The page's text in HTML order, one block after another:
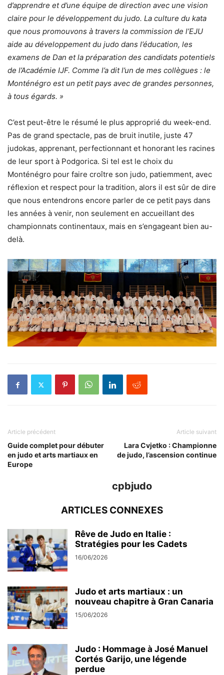
d’apprendre et d’une équipe de direction avec une vision
claire pour le développement du judo. La culture du kata
que nous promouvons à travers la commission de l’EJU
aide au développement du judo dans l’éducation, les
examens de Dan et la préparation des candidats potentiels
de l’Académie IJF. Comme l’a dit l’un de mes collègues : le
Monténégro est un petit pays avec de grandes personnes,
à tous égards. »
C’est peut-être le résumé le plus approprié du week-end.
Pas de grand spectacle, pas de bruit inutile, juste 47
judokas, apprenant, perfectionnant et honorant les racines
de leur sport à Podgorica. Si tel est le choix du
Monténégro pour faire croître son judo, patiemment, avec
réflexion et respect pour la tradition, alors il est sûr de dire
que nous entendrons encore parler de ce petit pays dans
les années à venir, non seulement en accueillant des
championnats continentaux, mais en s’engageant bien au-
delà.
Article précédent
Guide complet pour débuter
en judo et arts martiaux en
Europe
Article suivant
Lara Cvjetko : Championne
de judo, l’ascension continue
cpbjudo
ARTICLES CONNEXES
Rêve de Judo en Italie :
Stratégies pour les Cadets
16/06/2026
Judo et arts martiaux : un
nouveau chapitre à Gran Canaria
15/06/2026
Judo : Hommage à José Manuel
Cortés Garijo, une légende
perdue